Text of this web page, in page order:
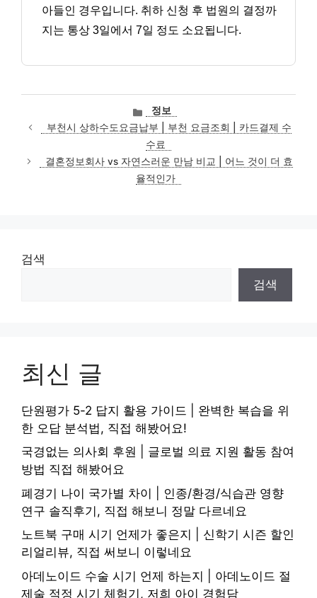
아들인 경우입니다. 취하 신청 후 법원의 결정까
지는 통상 3일에서 7일 정도 소요됩니다.
카
테
고
리
정보
부천시 상하수도요금납부 | 부천 요금조회 | 카드결제 수
수료
결혼정보회사 vs 자연스러운 만남 비교 | 어느 것이 더 효
율적인가
검색
검색
최신 글
단원평가 5-2 답지 활용 가이드 | 완벽한 복습을 위
한 오답 분석법, 직접 해봤어요!
국경없는 의사회 후원 | 글로벌 의료 지원 활동 참여
방법 직접 해봤어요
폐경기 나이 국가별 차이 | 인종/환경/식습관 영향
연구 솔직후기, 직접 해보니 정말 다르네요
노트북 구매 시기 언제가 좋은지 | 신학기 시즌 할인
리얼리뷰, 직접 써보니 이렇네요
아데노이드 수술 시기 언제 하는지 | 아데노이드 절
제술 적정 시기 체험기, 저희 아이 경험담